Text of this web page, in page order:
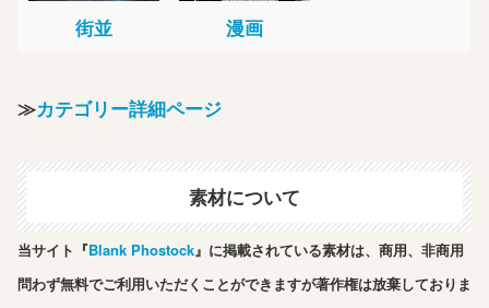
街並 漫画
≫カテゴリー詳細ページ
素材について
当サイト『Blank Phostock』に掲載されている素材は、商用、非商用
問わず無料でご利用いただくことができますが著作権は放棄しておりま